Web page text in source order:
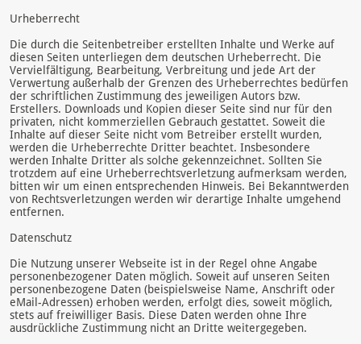
Urheberrecht
Die durch die Seitenbetreiber erstellten Inhalte und Werke auf
diesen Seiten unterliegen dem deutschen Urheberrecht. Die
Vervielfältigung, Bearbeitung, Verbreitung und jede Art der
Verwertung außerhalb der Grenzen des Urheberrechtes bedürfen
der schriftlichen Zustimmung des jeweiligen Autors bzw.
Erstellers. Downloads und Kopien dieser Seite sind nur für den
privaten, nicht kommerziellen Gebrauch gestattet. Soweit die
Inhalte auf dieser Seite nicht vom Betreiber erstellt wurden,
werden die Urheberrechte Dritter beachtet. Insbesondere
werden Inhalte Dritter als solche gekennzeichnet. Sollten Sie
trotzdem auf eine Urheberrechtsverletzung aufmerksam werden,
bitten wir um einen entsprechenden Hinweis. Bei Bekanntwerden
von Rechtsverletzungen werden wir derartige Inhalte umgehend
entfernen.
Datenschutz
Die Nutzung unserer Webseite ist in der Regel ohne Angabe
personenbezogener Daten möglich. Soweit auf unseren Seiten
personenbezogene Daten (beispielsweise Name, Anschrift oder
eMail-Adressen) erhoben werden, erfolgt dies, soweit möglich,
stets auf freiwilliger Basis. Diese Daten werden ohne Ihre
ausdrückliche Zustimmung nicht an Dritte weitergegeben.